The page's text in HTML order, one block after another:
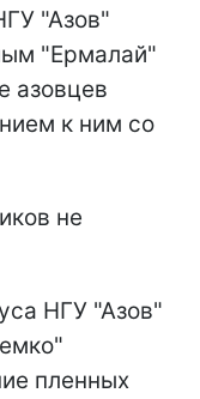
"Азов"
"Ермалай"
азовцев
к ним со
не
НГУ "Азов"
пленных